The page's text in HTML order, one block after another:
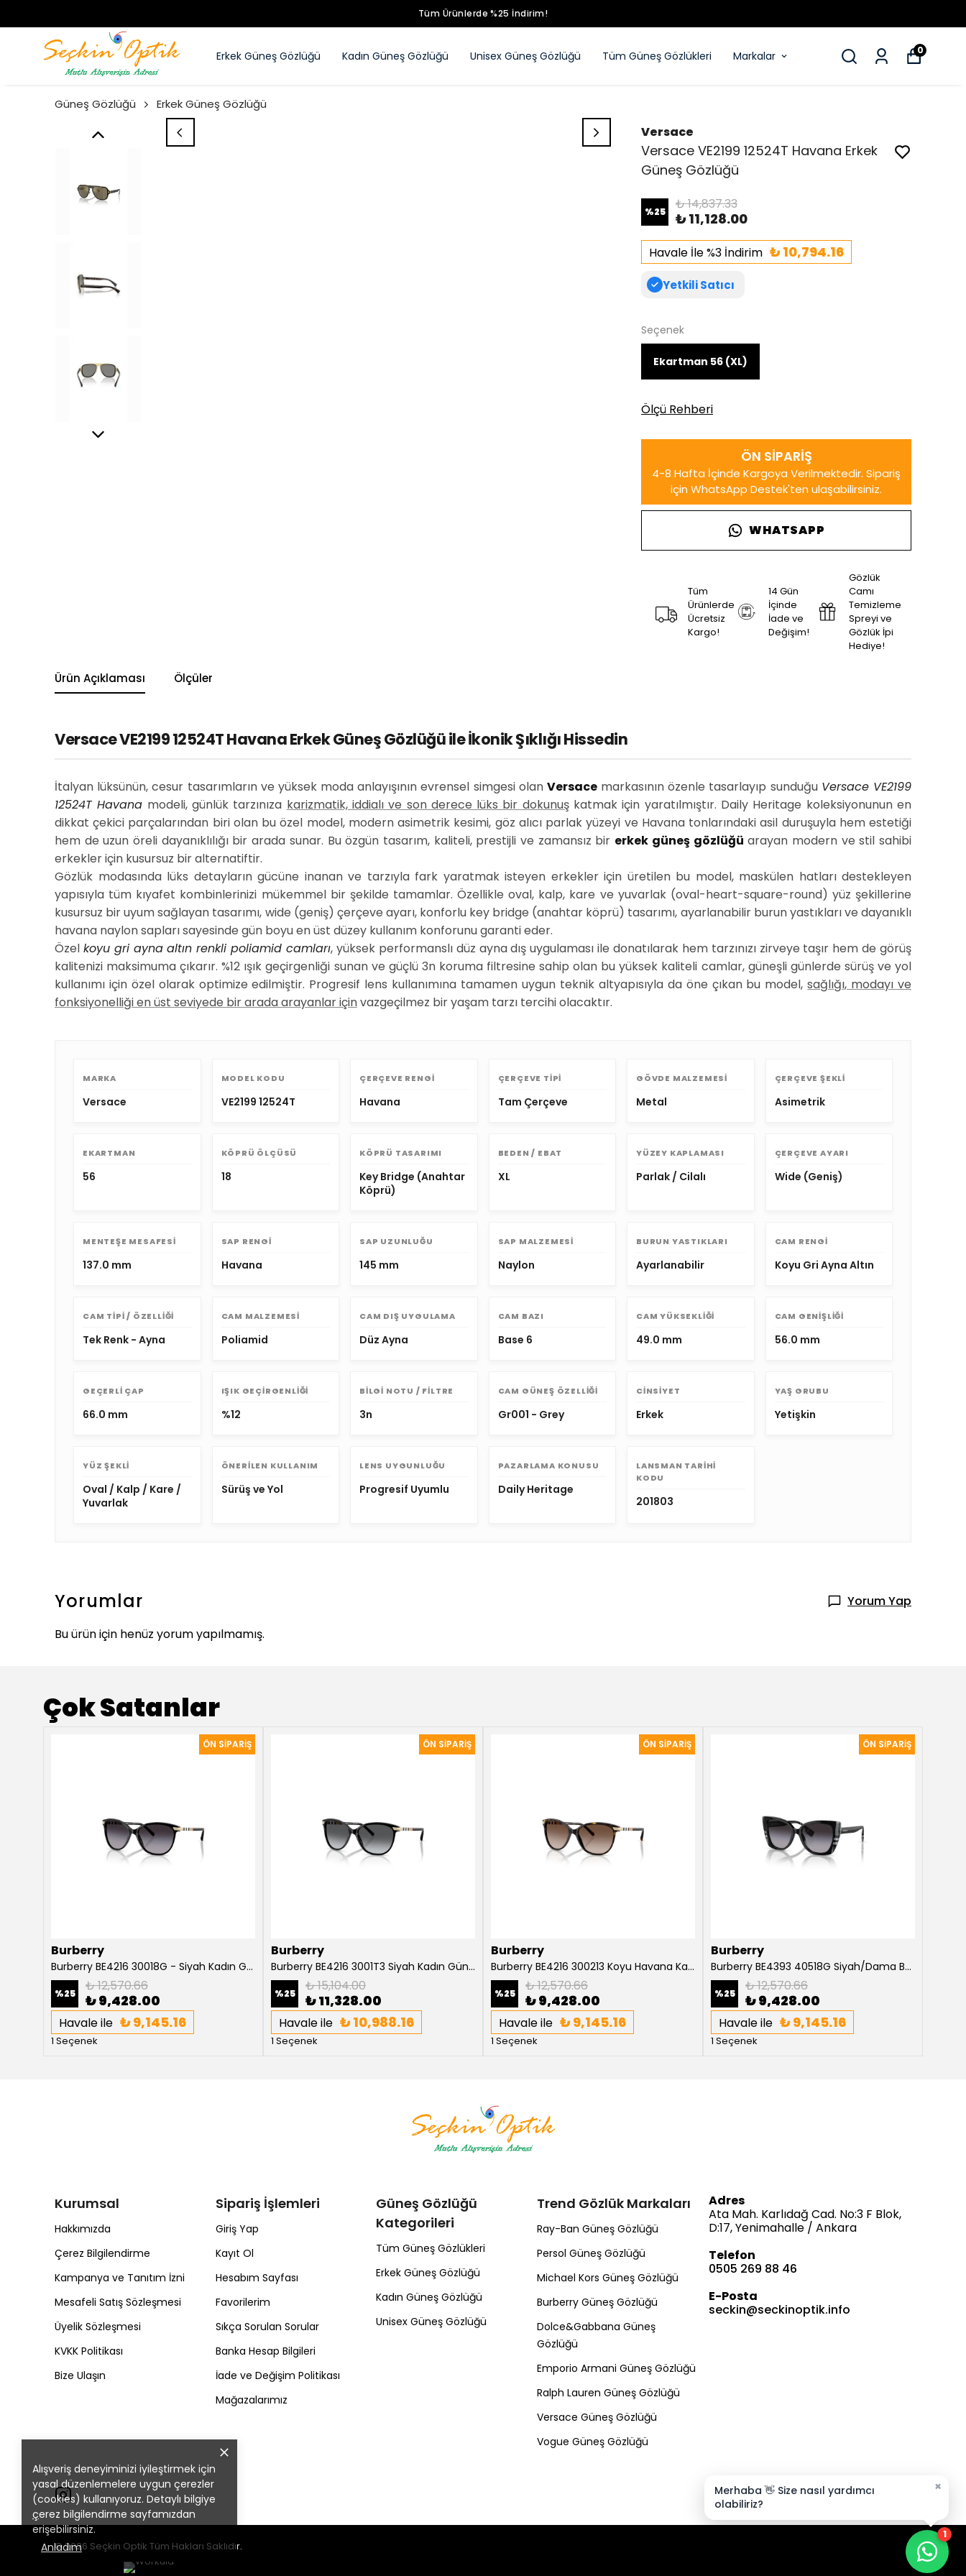
Tüm Ürünlerde %25 İndirim!
Erkek Güneş Gözlüğü Kadın Güneş Gözlüğü Unisex Güneş Gözlüğü Tüm Güneş Gözlükleri Markalar 0
Alışveriş deneyiminizi iyileştirmek için
yasal düzenlemelere uygun çerezler
(cookies) kullanıyoruz. Detaylı bilgiye
çerez bilgilendirme sayfamızdan
erişebilirsiniz.
Anladım
Güneş Gözlüğü Erkek Güneş Gözlüğü
Versace
Versace VE2199 12524T Havana Erkek
Güneş Gözlüğü
%25 ₺ 14,837.33
₺ 11,128.00
Havale İle %3 İndirim ₺ 10,794.16
Yetkili Satıcı
Seçenek
Ekartman 56 (XL)
Ölçü Rehberi
WHATSAPP
Tüm
Ürünlerde
Ücretsiz
Kargo!
14 Gün
İçinde
İade ve
Değişim!
Gözlük
Camı
Temizleme
Spreyi ve
Gözlük İpi
Hediye!
Ürün Açıklaması Ölçüler
Versace VE2199 12524T Havana Erkek Güneş Gözlüğü ile İkonik Şıklığı Hissedin
İtalyan lüksünün, cesur tasarımların ve yüksek moda anlayışının evrensel simgesi olan Versace markasının özenle tasarlayıp sunduğu Versace VE2199
12524T Havana modeli, günlük tarzınıza karizmatik, iddialı ve son derece lüks bir dokunuşkatmak için yaratılmıştır. Daily Heritage koleksiyonunun en
dikkat çekici parçalarından biri olan bu özel model, modern asimetrik kesimi, göz alıcı parlak yüzeyi ve Havana tonlarındaki asil duruşuyla hem estetiği
hem de uzun öreli dayanıklılığı bir arada sunar. Bu özgün tasarım, kaliteli, prestijli ve zamansız bir erkek güneş gözlüğü arayan modern ve stil sahibi
erkekler için kusursuz bir alternatiftir.
Gözlük modasında lüks detayların gücüne inanan ve tarzıyla fark yaratmak isteyen erkekler için üretilen bu model, maskülen hatları destekleyen
yapısıyla tüm kıyafet kombinlerinizi mükemmel bir şekilde tamamlar. Özellikle oval, kalp, kare ve yuvarlak (oval-heart-square-round) yüz şekillerine
kusursuz bir uyum sağlayan tasarımı, wide (geniş) çerçeve ayarı, konforlu key bridge (anahtar köprü) tasarımı, ayarlanabilir burun yastıkları ve dayanıklı
havana naylon sapları sayesinde gün boyu en üst düzey kullanım konforunu garanti eder.
Özel koyu gri ayna altın renkli poliamid camları, yüksek performanslı düz ayna dış uygulaması ile donatılarak hem tarzınızı zirveye taşır hem de görüş
kalitenizi maksimuma çıkarır. %12 ışık geçirgenliği sunan ve güçlü 3n koruma filtresine sahip olan bu yüksek kaliteli camlar, güneşli günlerde sürüş ve yol
kullanımı için özel olarak optimize edilmiştir. Progresif lens kullanımına tamamen uygun teknik altyapısıyla da öne çıkan bu model,sağlığı, modayı ve
fonksiyonelliği en üst seviyede bir arada arayanlar içinvazgeçilmez bir yaşam tarzı tercihi olacaktır.
MARKA
Versace
MODEL KODU
VE2199 12524T
ÇERÇEVE RENGI
Havana
ÇERÇEVE TIPI
Tam Çerçeve
GÖVDE MALZEMESI
Metal
ÇERÇEVE ŞEKLI
Asimetrik
EKARTMAN
56
KÖPRÜ ÖLÇÜSÜ
18
KÖPRÜ TASARIMI
Key Bridge (Anahtar
Köprü)
BEDEN / EBAT
XL
YÜZEY KAPLAMASI
Parlak / Cilalı
ÇERÇEVE AYARI
Wide (Geniş)
MENTEŞE MESAFESI
137.0 mm
SAP RENGI
Havana
SAP UZUNLUĞU
145 mm
SAP MALZEMESI
Naylon
BURUN YASTIKLARI
Ayarlanabilir
CAM RENGI
Koyu Gri Ayna Altın
CAM TIPI / ÖZELLIĞI
Tek Renk - Ayna
CAM MALZEMESI
Poliamid
CAM DIŞ UYGULAMA
Düz Ayna
CAM BAZI
Base 6
CAM YÜKSEKLIĞI
49.0 mm
CAM GENIŞLIĞI
56.0 mm
GEÇERLI ÇAP
66.0 mm
IŞIK GEÇIRGENLIĞI
%12
BILGI NOTU / FILTRE
3n
CAM GÜNEŞ ÖZELLIĞI
Gr001 - Grey
CINSIYET
Erkek
YAŞ GRUBU
Yetişkin
YÜZ ŞEKLI
Oval / Kalp / Kare /
Yuvarlak
ÖNERILEN KULLANIM
Sürüş ve Yol
LENS UYGUNLUĞU
Progresif Uyumlu
PAZARLAMA KONUSU
Daily Heritage
LANSMAN TARIHI
KODU
201803
Yorumlar
Yorum Yap
Bu ürün için henüz yorum yapılmamış.
Çok Satanlar
Burberry
Burberry BE4216 30018G - Siyah Kadın Güneş Gözlüğü
%25 ₺ 12,570.66
₺ 9,428.00
Havale ile ₺ 9,145.16
1 Seçenek
Burberry
Burberry BE4216 3001T3 Siyah Kadın Güneş Gözlüğü
%25 ₺ 15,104.00
₺ 11,328.00
Havale ile ₺ 10,988.16
1 Seçenek
Burberry
Burberry BE4216 300213 Koyu Havana Kadın Güneş Gözlüğü
%25 ₺ 12,570.66
₺ 9,428.00
Havale ile ₺ 9,145.16
1 Seçenek
Burberry
Burberry BE4393 40518G Siyah/Dama Beyaz Siyah Kadın Güneş Gözlüğü
%25 ₺ 12,570.66
₺ 9,428.00
Havale ile ₺ 9,145.16
1 Seçenek
Kurumsal
Hakkımızda
Çerez Bilgilendirme
Kampanya ve Tanıtım İzni
Mesafeli Satış Sözleşmesi
Üyelik Sözleşmesi
KVKK Politikası
Bize Ulaşın
Sipariş İşlemleri
Giriş Yap
Kayıt Ol
Hesabım Sayfası
Favorilerim
Sıkça Sorulan Sorular
Banka Hesap Bilgileri
İade ve Değişim Politikası
Mağazalarımız
Güneş Gözlüğü
Kategorileri
Tüm Güneş Gözlükleri
Erkek Güneş Gözlüğü
Kadın Güneş Gözlüğü
Unisex Güneş Gözlüğü
Trend Gözlük Markaları
Ray-Ban Güneş Gözlüğü
Persol Güneş Gözlüğü
Michael Kors Güneş Gözlüğü
Burberry Güneş Gözlüğü
Dolce&Gabbana Güneş
Gözlüğü
Emporio Armani Güneş Gözlüğü
Ralph Lauren Güneş Gözlüğü
Versace Güneş Gözlüğü
Vogue Güneş Gözlüğü
Adres
Ata Mah. Karlıdağ Cad. No:3 F Blok,
D:17, Yenimahalle / Ankara
Telefon
0505 269 88 46
E-Posta
seckin@seckinoptik.info
© 2026 Seçkin Optik Tüm Hakları Saklıdır.
1
×
Merhaba 👋 Size nasıl yardımcı
olabiliriz?